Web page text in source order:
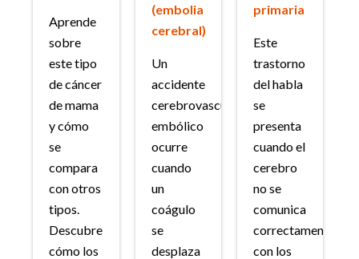
Aprende
sobre
este tipo
de cáncer
de mama
y cómo
se
compara
con otros
tipos.
Descubre
cómo los
(embolia
cerebral)
Un
accidente
cerebrovascular
embólico
ocurre
cuando
un
coágulo
se
desplaza
primaria
Este
trastorno
del habla
se
presenta
cuando el
cerebro
no se
comunica
correctamente
con los